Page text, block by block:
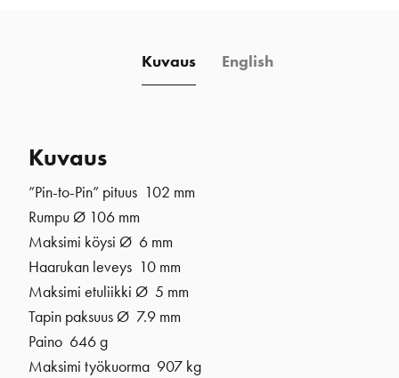
Kuvaus English
Kuvaus
”Pin-to-Pin” pituus 102 mm
Rumpu Ø 106 mm
Maksimi köysi Ø 6 mm
Haarukan leveys 10 mm
Maksimi etuliikki Ø 5 mm
Tapin paksuus Ø 7.9 mm
Paino 646 g
Maksimi työkuorma 907 kg